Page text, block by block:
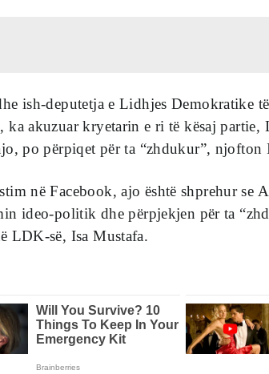
ish-deputetja e Lidhjes Demokratike
ka akuzuar kryetarin e ri të kësaj
po përpiqet për ta “zhdukur”, njofton
në Facebook, ajo është shprehur se
ideo-politik dhe përpjekjen për ta
LDK-së, Isa Mustafa.